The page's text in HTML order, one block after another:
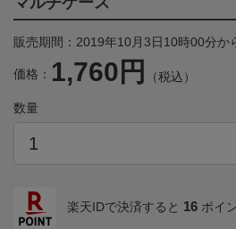
販売期間：2019年10月3日10時00分か
価格： 1,760円 （税込）
数量
楽天IDで決済すると 16 ポイ